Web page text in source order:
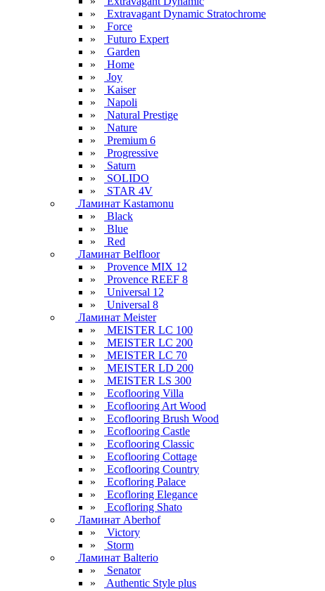
»
Extravagant Dynamic Stratochrome
»
Force
»
Futuro Expert
»
Garden
»
Home
»
Joy
»
Kaiser
»
Napoli
»
Natural Prestige
»
Nature
»
Premium 6
»
Progressive
»
Saturn
»
SOLIDO
»
STAR 4V
Ламинат Kastamonu
»
Black
»
Blue
»
Red
Ламинат Belfloor
»
Provence MIX 12
»
Provence REEF 8
»
Universal 12
»
Universal 8
Ламинат Meister
»
MEISTER LC 100
»
MEISTER LC 200
»
MEISTER LC 70
»
MEISTER LD 200
»
MEISTER LS 300
»
Ecoflooring Villa
»
Ecoflooring Art Wood
»
Ecoflooring Brush Wood
»
Ecoflooring Castle
»
Ecoflooring Classic
»
Ecoflooring Cottage
»
Ecoflooring Country
»
Ecofloring Palace
»
Ecofloring Elegance
»
Ecofloring Shato
Ламинат Aberhof
»
Victory
»
Storm
Ламинат Balterio
»
Senator
»
Authentic Style plus